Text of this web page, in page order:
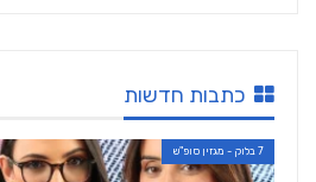
כתבות חדשות
7 בלוק - מגזין סופ"ש